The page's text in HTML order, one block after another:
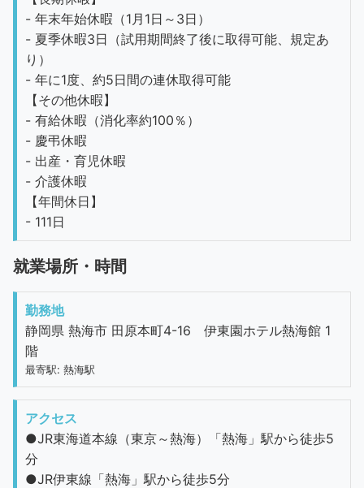
- 年末年始休暇（1月1日～3日）
- 夏季休暇3日（試用期間終了後に取得可能、規定あ
り）
- 年に1度、約5日間の連休取得可能
【その他休暇】
- 有給休暇（消化率約100％）
- 慶弔休暇
- 出産・育児休暇
- 介護休暇
【年間休日】
- 111日
就業場所・時間
勤務地
静岡県 熱海市 田原本町4-16 伊東園ホテル熱海館 1
階
最寄駅: 熱海駅
アクセス
●JR東海道本線（東京～熱海）「熱海」駅から徒歩5
分
●JR伊東線「熱海」駅から徒歩5分